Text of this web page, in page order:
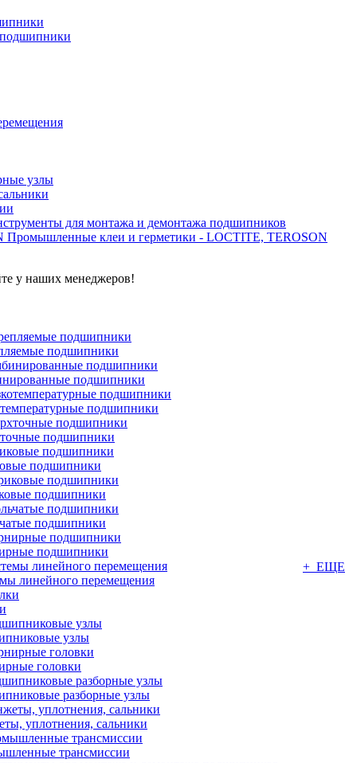
узлы
для монтажа и демонтажа подшипников
Промышленные клеи и герметики - LOCTITE, TEROSON
у наших менеджеров!
подшипники
подшипники
подшипники
подшипники
подшипники
подшипники
подшипники
подшипники
линейного перемещения
узлы
головки
разборные узлы
уплотнения, сальники
трансмиссии
+ ЕЩЕ